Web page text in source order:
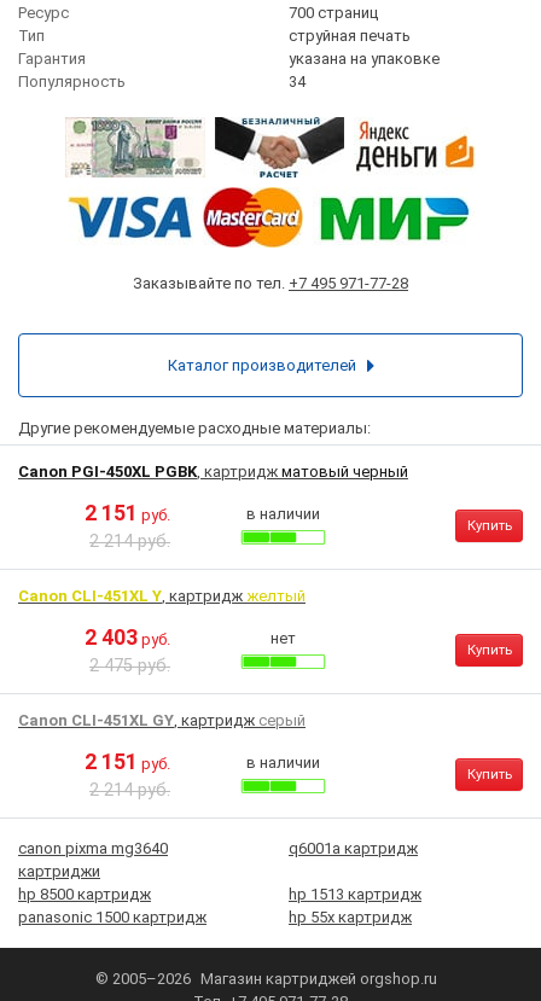
Ресурс
700 страниц
Тип
струйная печать
Гарантия
указана на упаковке
Популярность
34
Заказывайте по тел. +7 495 971-77-28
Другие рекомендуемые расходные материалы:
Canon PGI-450XL PGBK , картридж матовый черный
2 151 руб.
2 214 руб.
в наличии
Купить
Canon CLI-451XL Y , картридж желтый
2 403 руб.
2 475 руб.
нет
Купить
Canon CLI-451XL GY , картридж серый
2 151 руб.
2 214 руб.
в наличии
Купить
canon pixma mg3640
картриджи
q6001a картридж
hp 8500 картридж
hp 1513 картридж
panasonic 1500 картридж
hp 55x картридж
© 2005–2026 Магазин картриджей orgshop.ru